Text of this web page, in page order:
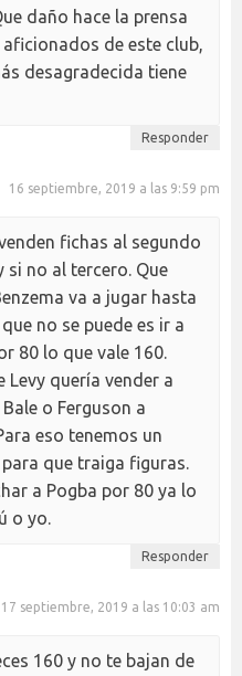
daño hace la prensa
de este club,
desagradecida tiene
Responder
16 septiembre, 2019 a las 9:59 pm
fichas al segundo
si no al tercero. Que
va a jugar hasta
no se puede es ir a
80 lo que vale 160.
Levy quería vender a
o Ferguson a
eso tenemos un
que traiga figuras.
a Pogba por 80 ya lo
o yo.
Responder
17 septiembre, 2019 a las 10:03 am
160 y no te bajan de